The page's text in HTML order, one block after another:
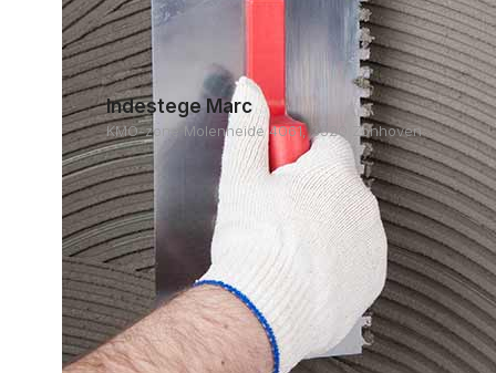
Indestege Marc
KMO-zone Molenheide 4061, 3520 Zonhoven